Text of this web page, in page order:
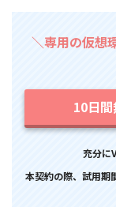
＼専用の仮想
10日
充分に
本契約の際、試用期